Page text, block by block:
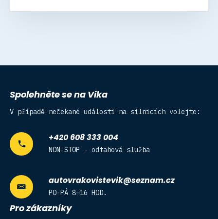
Spolehněte se na Vika
V případě nečekané události na silnicích volejte:
+420 608 333 004
NON-STOP - odtahová služba
autovrakovistevik@seznam.cz
PO-PÁ 8–16 HOD.
Pro zákazníky